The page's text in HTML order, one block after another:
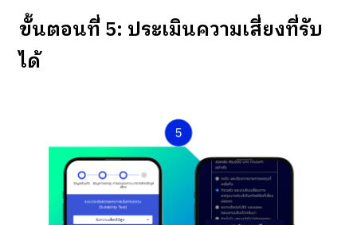
ขั้นตอนที่ 5: ประเมินความเสี่ยงที่รับ
ได้